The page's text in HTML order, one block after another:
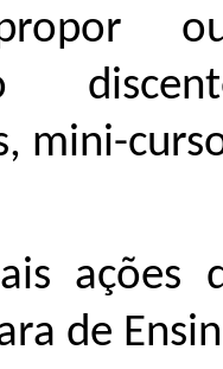
ou
mini-
ações
de